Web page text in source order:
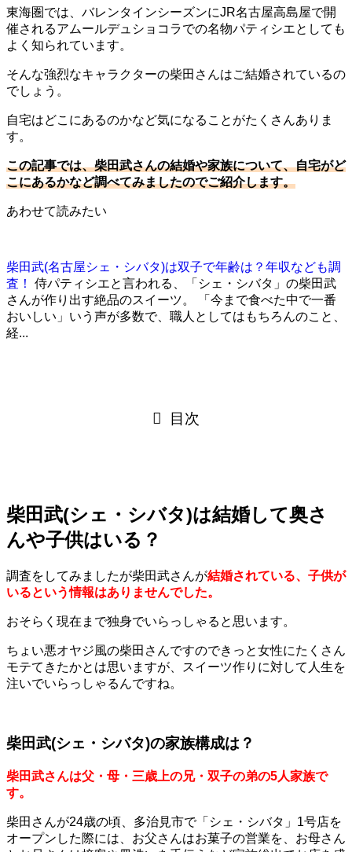
東海圏では、バレンタインシーズンにJR名古屋高島屋で開
催されるアムールデュショコラでの名物パティシエとしても
よく知られています。
そんな強烈なキャラクターの柴田さんはご結婚されているの
でしょう。
自宅はどこにあるのかなど気になることがたくさんありま
す。
この記事では、柴田武さんの結婚や家族について、自宅がど
こにあるかなど調べてみましたのでご紹介します。
あわせて読みたい
柴田武(名古屋シェ・シバタ)は双子で年齢は？年収なども調
査！
侍パティシエと言われる、「シェ・シバタ」の柴田武
さんが作り出す絶品のスイーツ。 「今まで食べた中で一番
おいしい」いう声が多数で、職人としてはもちろんのこと、
経...
目次
柴田武(シェ・シバタ)は結婚して奥さ
んや子供はいる？
調査をしてみましたが柴田武さんが結婚されている、子供が
いるという情報はありませんでした。
おそらく現在まで独身でいらっしゃると思います。
ちょい悪オヤジ風の柴田さんですのできっと女性にたくさん
モテてきたかとは思いますが、スイーツ作りに対して人生を
注いでいらっしゃるんですね。
柴田武(シェ・シバタ)の家族構成は？
柴田武さんは父・母・三歳上の兄・双子の弟の5人家族で
す。
柴田さんが24歳の頃、多治見市で「シェ・シバタ」1号店を
オープンした際には、お父さんはお菓子の営業を、お母さん